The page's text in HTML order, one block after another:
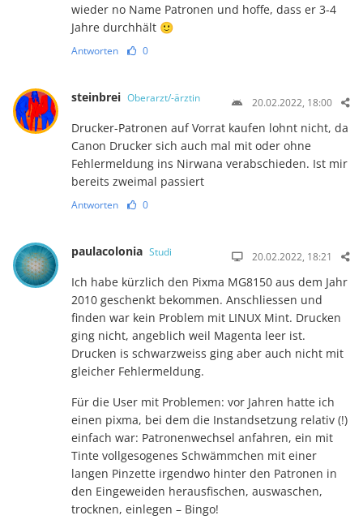
wieder no Name Patronen und hoffe, dass er 3-4
Jahre durchhält 🙂
Antworten 0
steinbrei Oberarzt/-ärztin 20.02.2022, 18:00
Drucker-Patronen auf Vorrat kaufen lohnt nicht, da
Canon Drucker sich auch mal mit oder ohne
Fehlermeldung ins Nirwana verabschieden. Ist mir
bereits zweimal passiert
Antworten 0
paulacolonia Studi 20.02.2022, 18:21
Ich habe kürzlich den Pixma MG8150 aus dem Jahr
2010 geschenkt bekommen. Anschliessen und
finden war kein Problem mit LINUX Mint. Drucken
ging nicht, angeblich weil Magenta leer ist.
Drucken is schwarzweiss ging aber auch nicht mit
gleicher Fehlermeldung.
Für die User mit Problemen: vor Jahren hatte ich
einen pixma, bei dem die Instandsetzung relativ (!)
einfach war: Patronenwechsel anfahren, ein mit
Tinte vollgesogenes Schwämmchen mit einer
langen Pinzette irgendwo hinter den Patronen in
den Eingeweiden herausfischen, auswaschen,
trocknen, einlegen – Bingo!